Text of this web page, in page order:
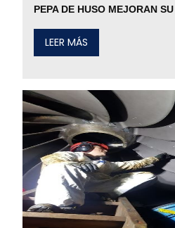
PEPA DE HUSO MEJORAN
LEER MÁS